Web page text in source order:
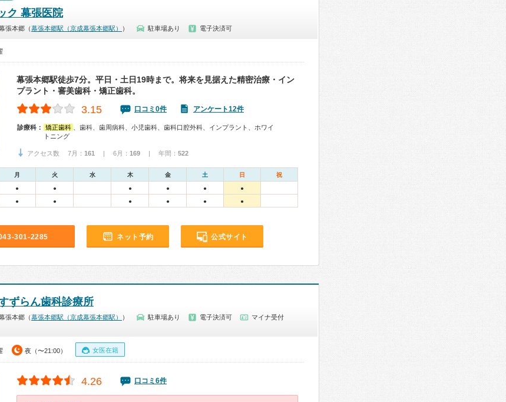
ク 幕張医院
張本郷（幕張本郷駅（京成幕張本郷駅） ） 駐車場あり 電子決済可
幕張本郷駅徒歩7分。平日・土日19時まで。将来を見据えた精密治療・イン
プラント・審美歯科・矯正歯科。
3.15 口コミ0件 アンケート12件
診療科： 矯正歯科
、歯科、歯周病科、小児歯科、歯科口腔外科、インプラント、ホワイ
トニング
アクセス数 7月： 161 | 6月： 169 | 年間： 522
月 火 水 木 金 土 日 祝
● ● ● ● ● ●
● ● ● ● ● ●
301-2285 ネット予約 公式サイト
ずらん歯科診療所
張本郷（幕張本郷駅（京成幕張本郷駅） ） 駐車場あり 電子決済可
マイナ受付
夜（〜21:00） 女医在籍
4.26 口コミ6件